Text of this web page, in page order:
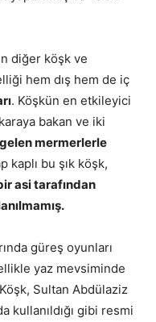
diğer köşk ve
hem dış hem de iç
. Köşkün en etkileyici
bakan ve iki
gelen mermerlerle
kaplı bu şık köşk,
asi tarafından
güreş oyunları
yaz mevsiminde
Sultan Abdülaziz
kullanıldığı gibi resmi